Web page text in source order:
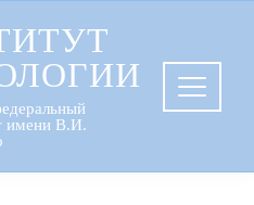
имени В.И.